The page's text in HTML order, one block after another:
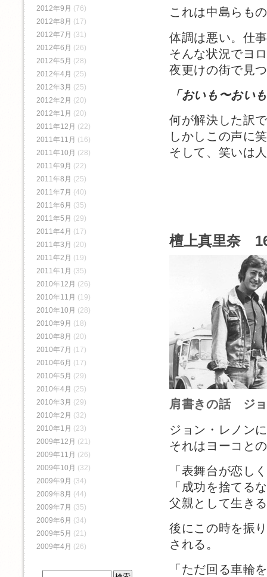
これは中島らも
体調は悪い。仕
そんな状況でヨ
夜更けの街で見
「おいも〜おい
何が解決した訳
しかしこの声に
そして、笑いは
檀上真里奈
肩書きの話 ジ
ジョン・レノン
それはヨーコと
「表舞台が恋し
「成功を捨てる
父親として生き
後にこの時を振
される。
「ただ回る車輪
2012年9月 (76)
2012年8月 (17)
2012年7月 (31)
2012年6月 (26)
2012年5月 (28)
2012年4月 (25)
2012年3月 (25)
2012年2月 (20)
2012年1月 (20)
2011年12月 (22)
2011年11月 (16)
2011年10月 (28)
2011年9月 (22)
2011年8月 (25)
2011年7月 (40)
2011年6月 (35)
2011年5月 (29)
2011年4月 (17)
2011年3月 (20)
2011年2月 (19)
2011年1月 (35)
2010年12月 (26)
2010年11月 (19)
2010年10月 (28)
2010年9月 (18)
2010年8月 (20)
2010年7月 (17)
2010年6月 (17)
2010年5月 (29)
2010年4月 (25)
2010年3月 (29)
2010年2月 (32)
2010年1月 (23)
2009年12月 (21)
2009年11月 (26)
2009年10月 (32)
2009年9月 (34)
2009年8月 (44)
2009年7月 (35)
2009年6月 (34)
2009年5月 (21)
2009年4月 (26)